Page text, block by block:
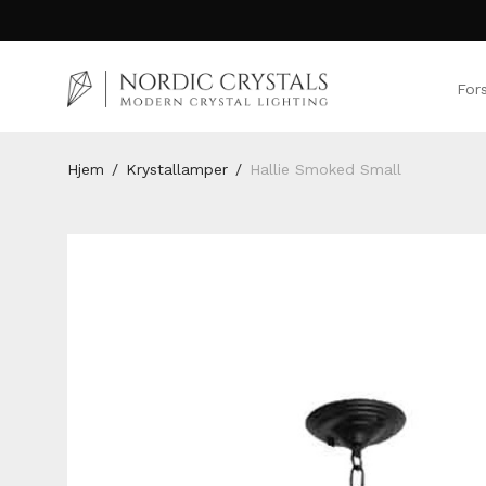
Hjem / Krystallamper / Hallie Smoked Small